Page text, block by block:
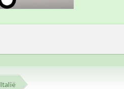
Italië